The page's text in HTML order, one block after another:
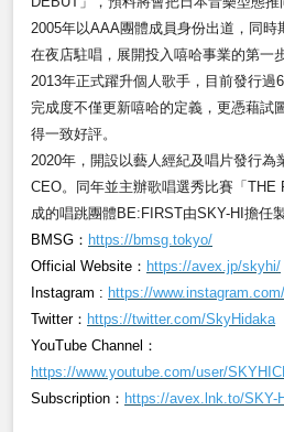
2005年以AAA團體成員身份出道，同時
在夜店駐唱，展開投入嘻哈事業的第一步
2013年正式躍升個人歌手，目前發行過
完成度不僅更新嘻哈的定義，更憑藉試
得一致好評。
2020年，開設以藝人經紀及唱片發行
CEO。同年並主辦歌唱選秀比賽「THE
成的唱跳團體BE:FIRST由SKY-HI擔任
BMSG ： https://bmsg.tokyo/
Official Website： https://avex.jp/skyhi/
Instagram : https://
Twitter： https://twitter.com/SkyHidaka
YouTube Channel ：
https://www.youtube.com/user/
Subscription： https://avex.lnk.to/SKY-